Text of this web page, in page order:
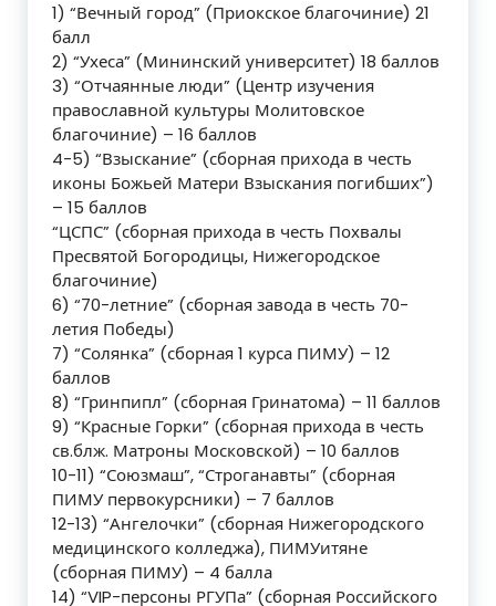
1) “Вечный город” (Приокское благочиние) 21
балл
2) “Ухеса” (Мининский университет) 18 баллов
3) “Отчаянные люди” (Центр изучения
православной культуры Молитовское
благочиние) – 16 баллов
4-5) “Взыскание” (сборная прихода в честь
иконы Божьей Матери Взыскания погибших”)
– 15 баллов
“ЦСПС” (сборная прихода в честь Похвалы
Пресвятой Богородицы, Нижегородское
благочиние)
6) “70-летние” (сборная завода в честь 70-
летия Победы)
7) “Солянка” (сборная 1 курса ПИМУ) – 12
баллов
8) “Гринпипл” (сборная Гринатома) – 11 баллов
9) “Красные Горки” (сборная прихода в честь
св.блж. Матроны Московской) – 10 баллов
10-11) “Союзмаш”, “Строганавты” (сборная
ПИМУ первокурсники) – 7 баллов
12-13) “Ангелочки” (сборная Нижегородского
медицинского колледжа), ПИМУитяне
(сборная ПИМУ) – 4 балла
14) “VIP-персоны РГУПа” (сборная Российского